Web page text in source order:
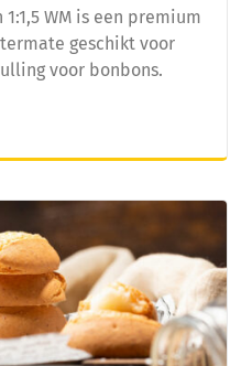
WM is een premium
geschikt voor
voor bonbons.